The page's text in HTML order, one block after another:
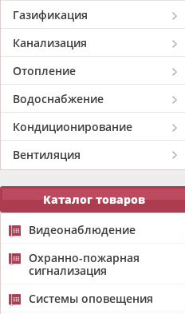
Газификация
Канализация
Отопление
Водоснабжение
Кондиционирование
Вентиляция
Каталог товаров
Видеонаблюдение
Охранно-пожарная
сигнализация
Системы оповещения